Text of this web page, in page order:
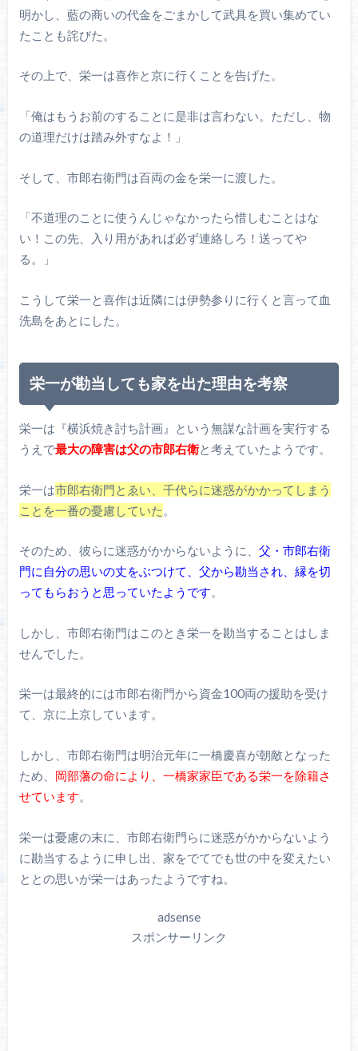
明かし、藍の商いの代金をごまかして武具を買い集めてい
たことも詫びた。
その上で、栄一は喜作と京に行くことを告げた。
「俺はもうお前のすることに是非は言わない。ただし、物
の道理だけは踏み外すなよ！」
そして、市郎右衛門は百両の金を栄一に渡した。
「不道理のことに使うんじゃなかったら惜しむことはな
い！この先、入り用があれば必ず連絡しろ！送ってや
る。」
こうして栄一と喜作は近隣には伊勢参りに行くと言って血
洗島をあとにした。
栄一が勘当しても家を出た理由を考察
栄一は『横浜焼き討ち計画』という無謀な計画を実行する
うえで最大の障害は父の市郎右衛と考えていたようです。
栄一は市郎右衛門とゑい、千代らに迷惑がかかってしまう
ことを一番の憂慮していた 。
そのため、彼らに迷惑がかからないように、 父・市郎右衛
門に自分の思いの丈をぶつけて、父から勘当され、縁を切
ってもらおうと思っていたようです。
しかし、市郎右衛門はこのとき栄一を勘当することはしま
せんでした。
栄一は最終的には市郎右衛門から資金100両の援助を受け
て、京に上京しています。
しかし、市郎右衛門は明治元年に一橋慶喜が朝敵となった
ため、 岡部藩の命により、一橋家家臣である栄一を除籍さ
せています。
栄一は憂慮の末に、市郎右衛門らに迷惑がかからないよう
に勘当するように申し出、家をでてでも世の中を変えたい
ととの思いが栄一はあったようですね。
adsense
スポンサーリンク